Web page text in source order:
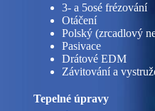
3- a 5osé frézování
Otáčení
Polský (zrcadlový
Pasivace
Drátové EDM
Závitování a
Tepelné úpravy